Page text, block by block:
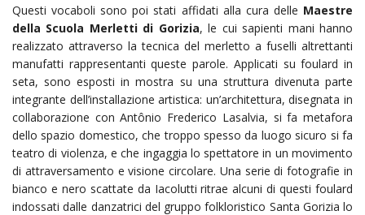
Questi vocaboli sono poi stati affidati alla cura delle Maestre
della Scuola Merletti di Gorizia, le cui sapienti mani hanno
realizzato attraverso la tecnica del merletto a fuselli altrettanti
manufatti rappresentanti queste parole. Applicati su foulard in
seta, sono esposti in mostra su una struttura divenuta parte
integrante dell’installazione artistica: un’architettura, disegnata in
collaborazione con Antônio Frederico Lasalvia, si fa metafora
dello spazio domestico, che troppo spesso da luogo sicuro si fa
teatro di violenza, e che ingaggia lo spettatore in un movimento
di attraversamento e visione circolare. Una serie di fotografie in
bianco e nero scattate da Iacolutti ritrae alcuni di questi foulard
indossati dalle danzatrici del gruppo folkloristico Santa Gorizia lo